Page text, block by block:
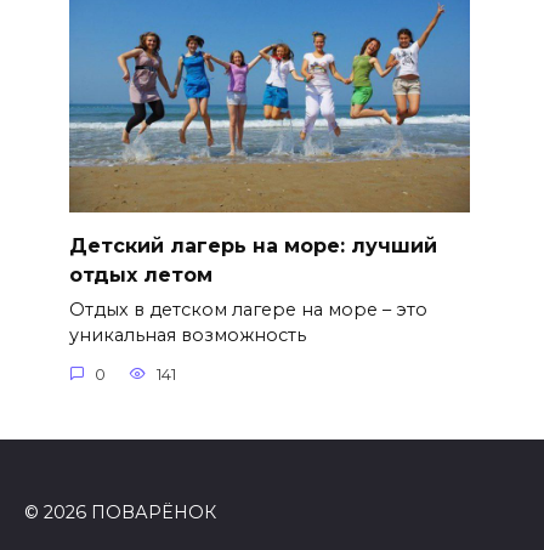
Детский лагерь на море: лучший
отдых летом
Отдых в детском лагере на море – это
уникальная возможность
0 141
© 2026 ПОВАРЁНОК